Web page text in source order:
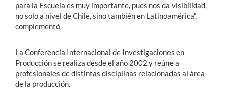
para la Escuela es muy importante, pues nos da visibilidad,
no solo a nivel de Chile, sino también en Latinoamérica”,
complementó.
La Conferencia Internacional de Investigaciones en
Producción se realiza desde el año 2002 y reúne a
profesionales de distintas disciplinas relacionadas al área
de la producción.